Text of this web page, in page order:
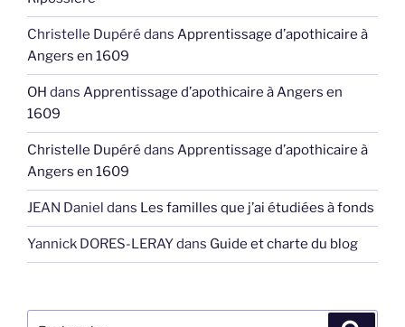
Christelle Dupéré dans Apprentissage d’apothicaire à
Angers en 1609
OH dans Apprentissage d’apothicaire à Angers en
1609
Christelle Dupéré dans Apprentissage d’apothicaire à
Angers en 1609
JEAN Daniel dans Les familles que j’ai étudiées à fonds
Yannick DORES-LERAYdans Guide et charte du blog